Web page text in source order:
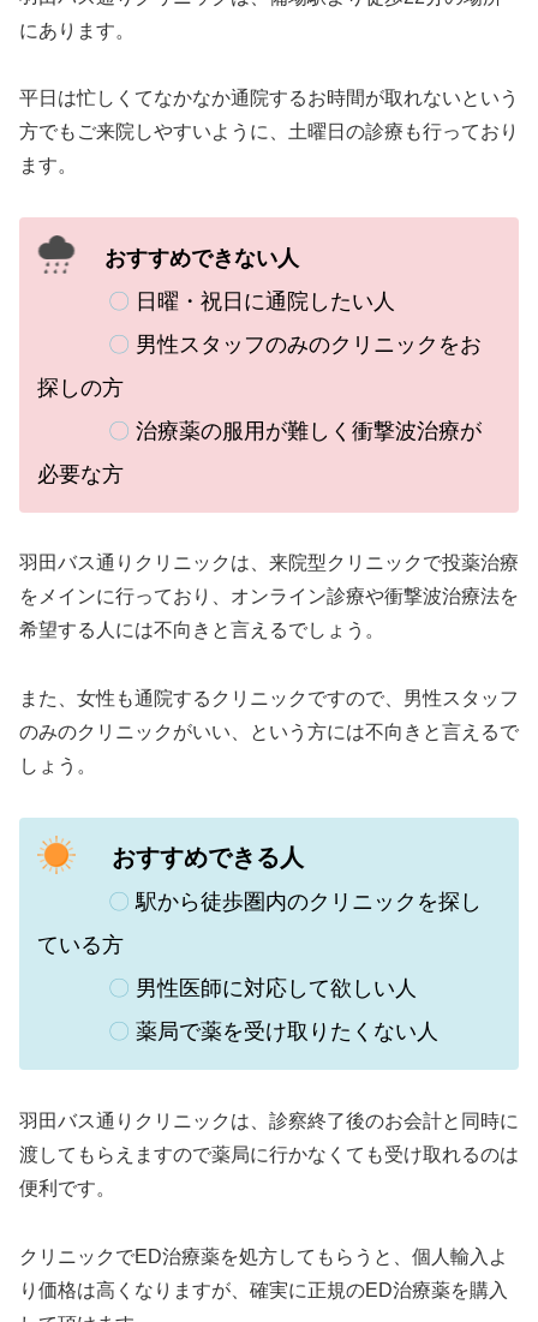
にあります。
平日は忙しくてなかなか通院するお時間が取れないという
方でもご来院しやすいように、土曜日の診療も行っており
ます。
おすすめできない人
〇 日曜・祝日に通院したい人
〇 男性スタッフのみのクリニックをお
探しの方
〇 治療薬の服用が難しく衝撃波治療が
必要な方
羽田バス通りクリニックは、来院型クリニックで投薬治療
をメインに行っており、オンライン診療や衝撃波治療法を
希望する人には不向きと言えるでしょう。
また、 女性も通院するクリニックですので、男性スタッフ
のみのクリニックがいい、という方には不向きと言えるで
しょう。
おすすめできる人
〇駅から徒歩圏内のクリニックを探し
ている方
〇 男性医師に対応して欲しい人
〇 薬局で薬を受け取りたくない人
羽田バス通りクリニックは、 診察終了後のお会計と同時に
渡してもらえますので薬局に行かなくても受け取れるのは
便利です。
クリニックでED治療薬を処方してもらうと、個人輸入よ
り価格は高くなりますが、確実に正規のED治療薬を購入